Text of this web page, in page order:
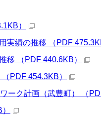
）
実績の推移 （PDF
（PDF 440.6KB）
454.3KB）
ク計画（武豊町） （